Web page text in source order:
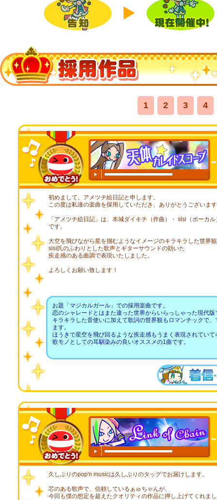
1 2 3 4
00:00/00:20
初めまして。アメツチ絵日記と申します。
この度は私達の楽曲を採用していただき、ありがとうございま
「アメツチ絵日記」は、本城ダイキチ（作曲）・ sisi（ボーカ
です。
大空を飛びながら星を掴むようなイメージのキラキラした世界
sisi氏のふわりとした歌声とギターサウンドの効いた
疾走感のある曲調で表現いたしました。
よろしくお願い致します！
お題「マジカルガール」での採用楽曲です。
恋のシャレードとはまた違った世界からいらっしゃった現代
キラキラした音使いに加えて歌詞の世界観もロマンチックで
ます。
ほうきで星空を飛び回るような疾走感もうまく表現されていて
歌モノとしての耳馴染みの良いオススメの1曲です。
00:00/00:20
久しぶりのpop'n musicは久しぶりのタッグでお届けします。
芯のある歌声で、信頼しているぁゅちゃんが、
今回も僕の想定を超えたクオリティの作品に押し上げてくれま